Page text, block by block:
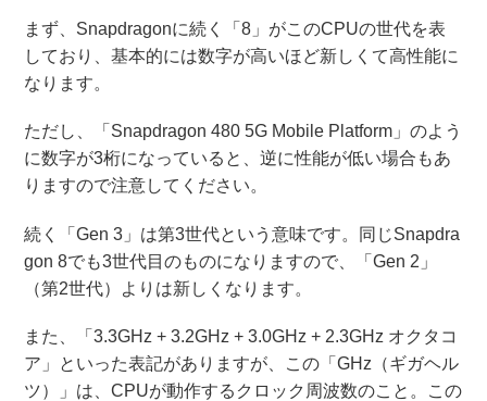
まず、Snapdragonに続く「8」がこのCPUの世代を表
しており、基本的には数字が高いほど新しくて高性能に
なります。
ただし、「Snapdragon 480 5G Mobile Platform」のよう
に数字が3桁になっていると、逆に性能が低い場合もあ
りますので注意してください。
続く「Gen 3」は第3世代という意味です。同じSnapdra
gon 8でも3世代目のものになりますので、「Gen 2」
（第2世代）よりは新しくなります。
また、「3.3GHz + 3.2GHz + 3.0GHz + 2.3GHz オクタコ
ア」といった表記がありますが、この「GHz（ギガヘル
ツ）」は、CPUが動作するクロック周波数のこと。この